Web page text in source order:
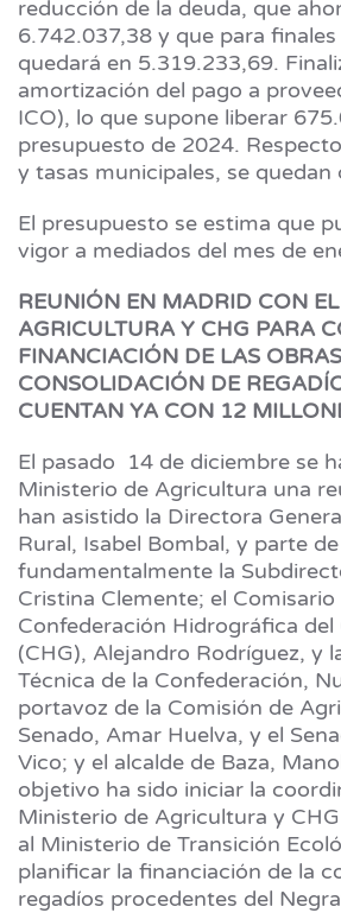
reducción de la deuda, que
6.742.037,38 y que para
quedará en 5.319.233,69.
amortización del pago a
ICO), lo que supone liberar
presupuesto de 2024.
y tasas municipales, se quedan
El presupuesto se estima que
vigor a mediados del mes de
REUNIÓN EN MADRID CON
AGRICULTURA Y CHG PARA
FINANCIACIÓN DE LAS
CONSOLIDACIÓN DE
CUENTAN YA CON 12
El pasado 14 de diciembre se
Ministerio de Agricultura una
han asistido la Directora
Rural, Isabel Bombal, y parte
fundamentalmente la
Cristina Clemente; el
Confederación Hidrográfica del
(CHG), Alejandro Rodríguez, y
Técnica de la Confederación,
portavoz de la Comisión de
Senado, Amar Huelva, y el
Vico; y el alcalde de Baza,
objetivo ha sido iniciar la
Ministerio de Agricultura y
al Ministerio de Transición
planificar la financiación de la
regadíos procedentes del